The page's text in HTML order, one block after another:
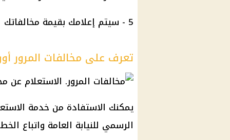
5 - سيتم إعلامك بقيمة مخالفاتك المرورية المُستحقة عليك.
تعرف على مخالفات المرور أون
يمكنك الاستفادة من خدمة
الرسمي للنيابة العامة واتباع